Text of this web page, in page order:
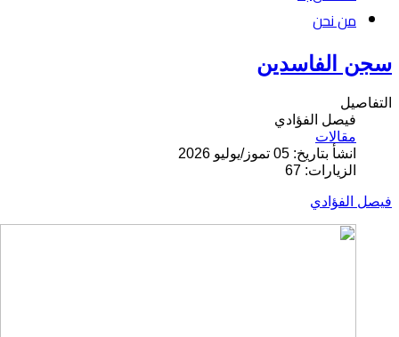
من نحن
سجن الفاسدين
التفاصيل
فيصل الفؤادي
مقالات
انشأ بتاريخ: 05 تموز/يوليو 2026
الزيارات: 67
فيصل الفؤادي